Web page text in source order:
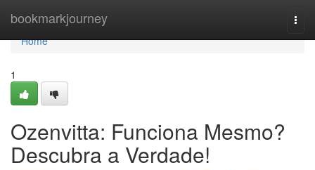
bookmarkjourney
Home
Home
1
Ozenvitta: Funciona Mesmo?
Descubra a Verdade!